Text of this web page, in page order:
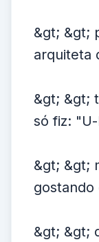
&gt; &gt;
arquiteta
&gt; &gt;
só fiz:
&gt; &gt;
gostando
&gt; &gt;